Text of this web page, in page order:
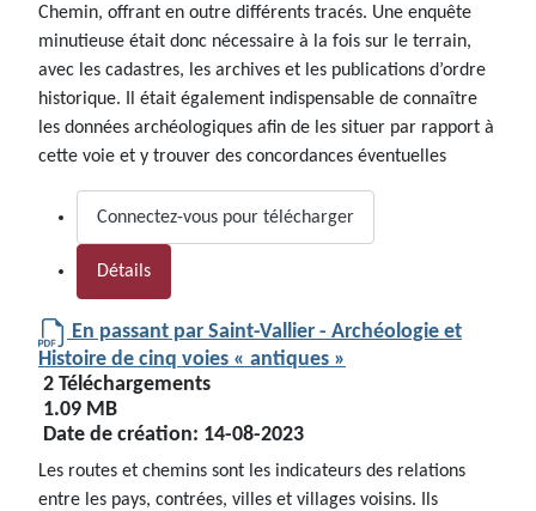
Chemin, offrant en outre différents tracés. Une enquête
minutieuse était donc nécessaire à la fois sur le terrain,
avec les cadastres, les archives et les publications d’ordre
historique. Il était également indispensable de connaître
les données archéologiques afin de les situer par rapport à
cette voie et y trouver des concordances éventuelles
Connectez-vous pour télécharger
Détails
En passant par Saint-Vallier - Archéologie et
Histoire de cinq voies « antiques »
2 Téléchargements
1.09 MB
Date de création: 14-08-2023
Les routes et chemins sont les indicateurs des relations
entre les pays, contrées, villes et villages voisins. Ils